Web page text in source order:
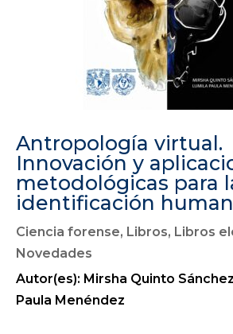
Antropología virtual.
Innovación y
metodológicas para
identificación
Ciencia forense, Libros, Libros
Novedades
Autor(es): Mirsha Quinto
Paula Menéndez